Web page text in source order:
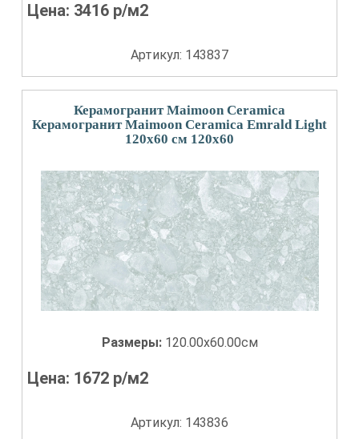
Цена: 3416 р/м2
Артикул: 143837
Керамогранит Maimoon Ceramica
Керамогранит Maimoon Ceramica Emrald Light
120х60 см 120x60
Размеры: 120.00x60.00см
Цена: 1672 р/м2
Артикул: 143836